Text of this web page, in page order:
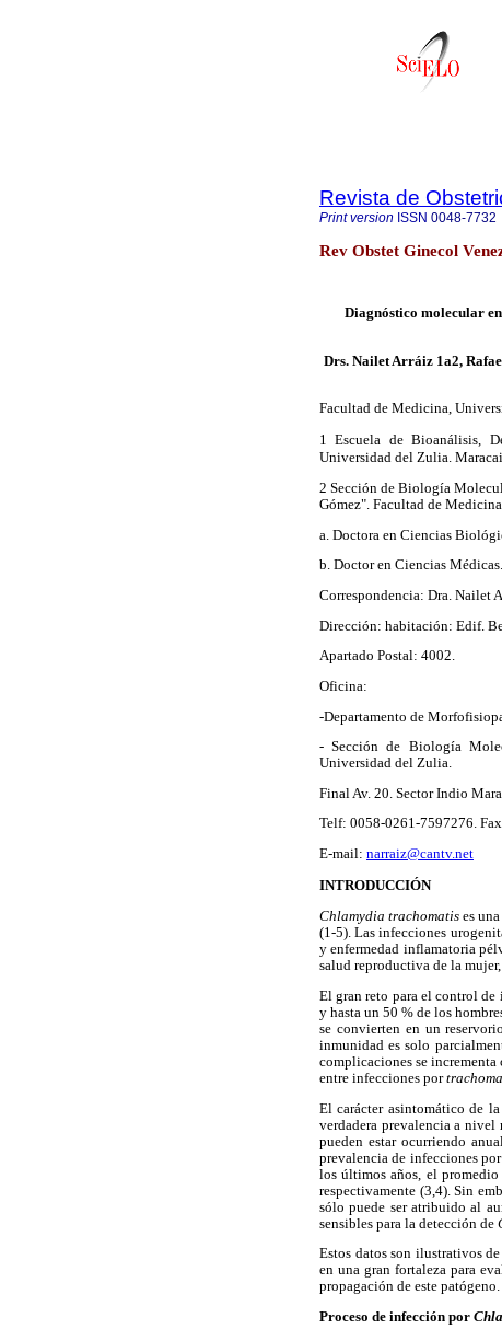
Revista de
Print version ISSN 0048-7732
Rev Obstet Ginecol
Diagnóstico molecular
Drs. Nailet Arráiz 1a2,
Facultad de Medicina,
1 Escuela de Bioanálisis,
Universidad del Zulia.
2 Sección de Biología
Gómez". Facultad de
a. Doctora en Ciencias
b. Doctor en Ciencias
Correspondencia: Dra. Nailet
Dirección: habitación: Edif.
Apartado Postal: 4002.
Oficina:
-Departamento de
- Sección de Biología
Universidad del Zulia.
Final Av. 20. Sector Indio Mara.
Telf: 0058-0261-7597276.
E-mail: narraiz@cantv.net
INTRODUCCIÓN
Chlamydia trachomatises
(1-5). Las infecciones
y enfermedad inflamatoria
salud reproductiva de la mujer,
El gran reto para el control
y hasta un 50 % de los
se convierten en un
inmunidad es solo
complicaciones se
entre infecciones por
El carácter asintomático de
verdadera prevalencia a
pueden estar ocurriendo
prevalencia de infecciones por
los últimos años, el promedio
respectivamente (3,4). Sin
sólo puede ser atribuido al
sensibles para la detección de
Estos datos son ilustrativos
en una gran fortaleza para
propagación de este patógeno.
Proceso de infección por